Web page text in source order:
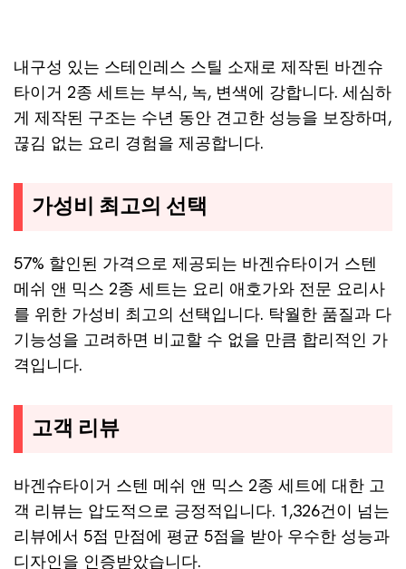
내구성 있는 스테인레스 스틸 소재로 제작된 바겐슈
타이거 2종 세트는 부식, 녹, 변색에 강합니다. 세심하
게 제작된 구조는 수년 동안 견고한 성능을 보장하며,
끊김 없는 요리 경험을 제공합니다.
가성비 최고의 선택
57% 할인된 가격으로 제공되는 바겐슈타이거 스텐
메쉬 앤 믹스 2종 세트는 요리 애호가와 전문 요리사
를 위한 가성비 최고의 선택입니다. 탁월한 품질과 다
기능성을 고려하면 비교할 수 없을 만큼 합리적인 가
격입니다.
고객 리뷰
바겐슈타이거 스텐 메쉬 앤 믹스 2종 세트에 대한 고
객 리뷰는 압도적으로 긍정적입니다. 1,326건이 넘는
리뷰에서 5점 만점에 평균 5점을 받아 우수한 성능과
디자인을 인증받았습니다.